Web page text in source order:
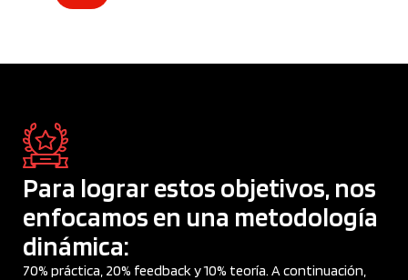
Para lograr estos objetivos, nos
enfocamos en una metodología
dinámica:
70% práctica, 20% feedback y 10% teoría. A continuación,